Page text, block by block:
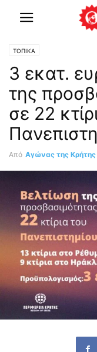
ΤΟΠΙΚΑ
3 εκατ.
της
σε 22
Από Αγώνας της Κρήτης